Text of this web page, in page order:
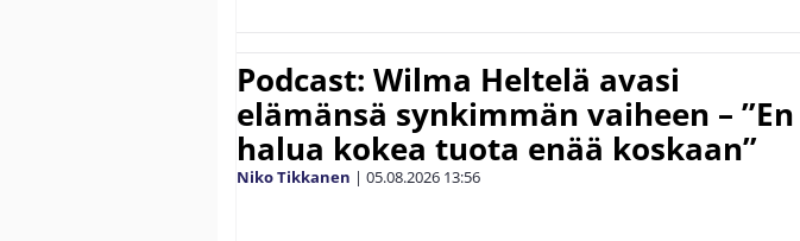
Podcast: Wilma Heltelä avasi
elämänsä synkimmän vaiheen – ”En
halua kokea tuota enää koskaan”
Niko Tikkanen | 05.08.2026 13:56